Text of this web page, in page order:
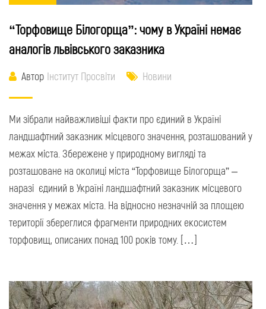
“Торфовище Білогорща”: чому в Україні немає
аналогів львівського заказника
Автор Інститут Просвіти Новини
Ми зібрали найважливіші факти про єдиний в Україні
ландшафтний заказник місцевого значення, розташований у
межах міста. Збережене у природному вигляді та
розташоване на околиці міста “Торфовище Білогорща” –
наразі єдиний в Україні ландшафтний заказник місцевого
значення у межах міста. На відносно незначній за площею
території збереглися фрагменти природних екосистем
торфовищ, описаних понад 100 років тому. […]